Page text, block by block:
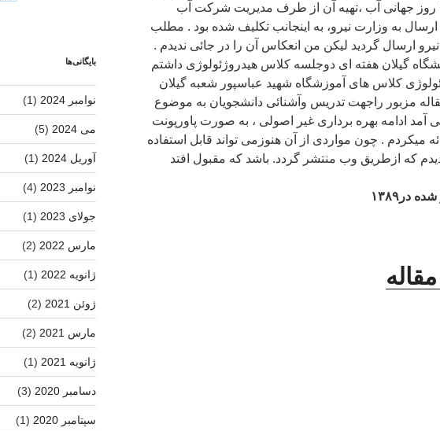
با روز جهانی آب ،تهیه آن از طرف مدیریت شرکت آب
به وزارت نیرو، به اینجانب تکلیف شده بود . مطلب
ارسال گردید لیکن من انعکاس آن را در جائی ندیدم .
گیلان هفته ای دوجلسه کلاس هیدروژئولوژی داشتم
کلاس های آموزشگاه شهید عباسپور شعبه گیلان
مزبور راجهت تدریس وآشنائی دانشجویان به موضوع
آمد ادامه بهره برداری غیر اصولی ، به صورت پاورپونت
میکردم . چون مواردی از آن هنوزمی تواند قابل استفاده
که ازطریق وب منتشر گردد. باشد که مقبول افتد
بایگانی‌ها
نوامبر 2024 (1)
می 2024 (5)
آوریل 2024 (1)
نوامبر 2023 (4)
جولای 2023 (1)
مارس 2022 (2)
ژانویه 2022 (1)
ژوئن 2021 (2)
مارس 2021 (2)
ژانویه 2021 (1)
دسامبر 2020 (3)
سپتامبر 2020 (1)